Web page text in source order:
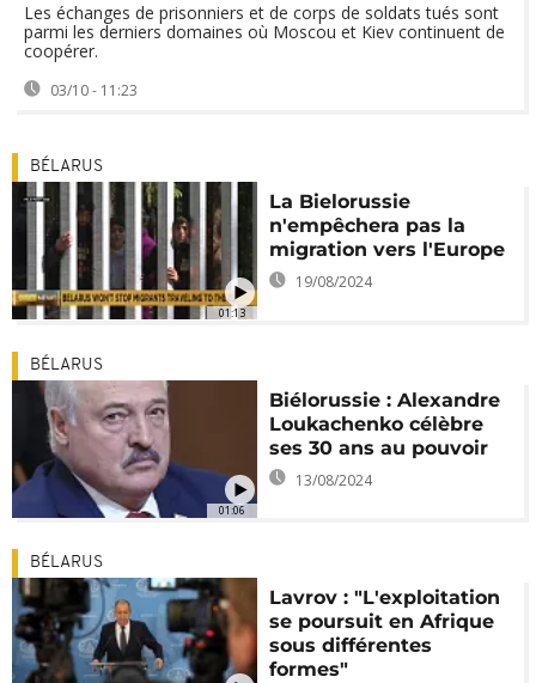
Les échanges de prisonniers et de corps de soldats tués sont
parmi les derniers domaines où Moscou et Kiev continuent de
coopérer.
03/10 - 11:23
01:13
BÉLARUS
La Bielorussie
n'empêchera pas la
migration vers l'Europe
19/08/2024
01:06
BÉLARUS
Biélorussie : Alexandre
Loukachenko célèbre
ses 30 ans au pouvoir
13/08/2024
BÉLARUS
Lavrov : "L'exploitation
se poursuit en Afrique
sous différentes
formes"